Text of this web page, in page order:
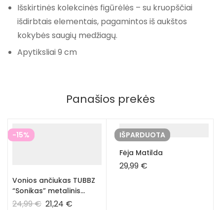
Išskirtinės kolekcinės figūrėlės – su kruopščiai
išdirbtais elementais, pagamintos iš aukštos
kokybės saugių medžiagų.
Apytiksliai 9 cm
Panašios prekės
-15%
Vonios ančiukas TUBBZ
“Sonikas” metalinis
Sonikas
24,99€ 21,24 €
IŠPARDUOTA
Fėja Matilda
29,99 €